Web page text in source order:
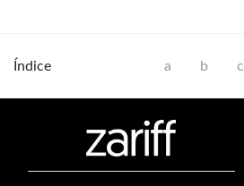
Índice a b c